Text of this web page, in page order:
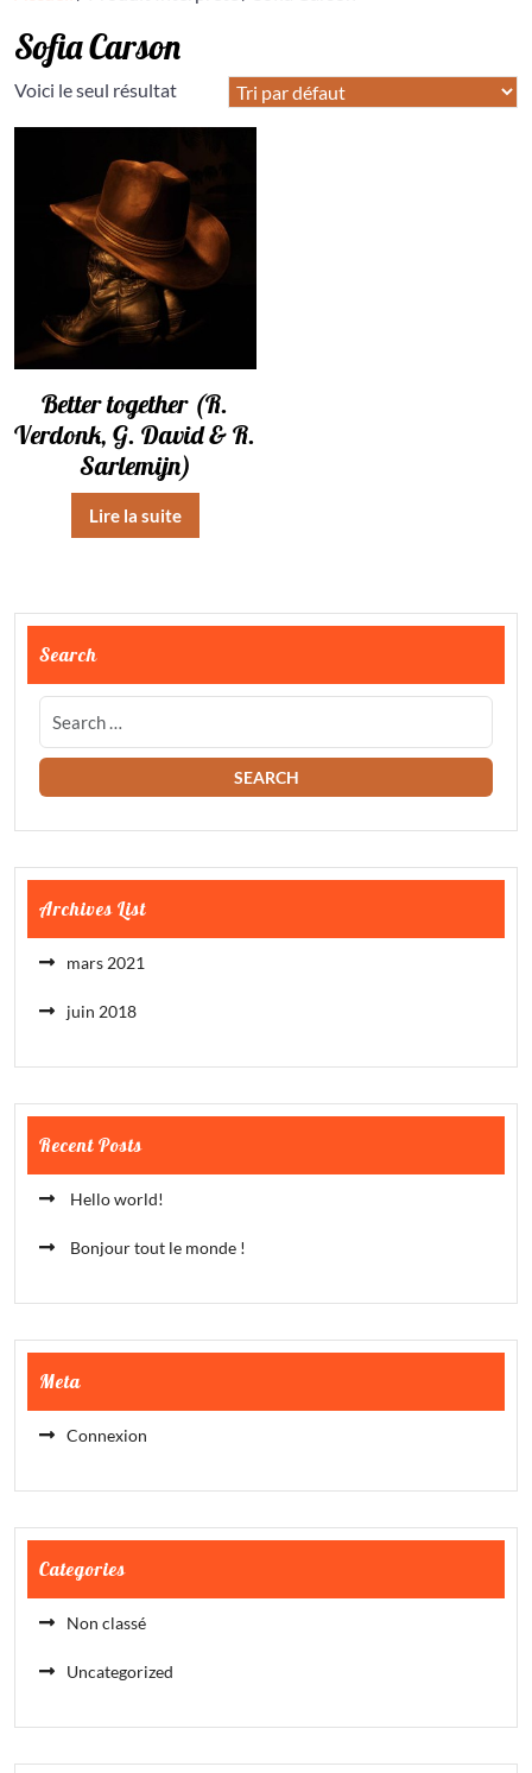
Sofia Carson
Voici le seul résultat
Better together (R.
Verdonk, G. David & R.
Sarlemijn)
Lire la suite
Search
Archives List
mars 2021
juin 2018
Recent Posts
Hello world!
Bonjour tout le monde !
Meta
Connexion
Categories
Non classé
Uncategorized